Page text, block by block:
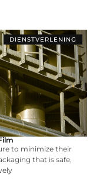
DIENSTVERLENING
to minimize their
that is safe,